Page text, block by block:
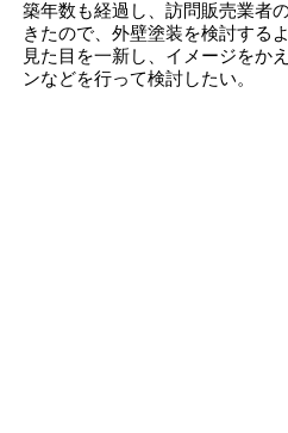
築年数も経過し、訪問販売業者
きたので、外壁塗装を検討する
見た目を一新し、イメージをか
ンなどを行って検討したい。